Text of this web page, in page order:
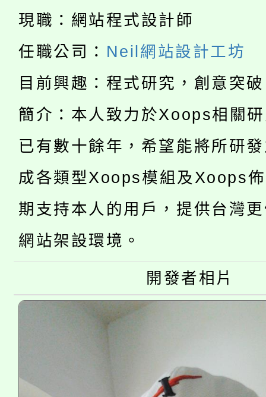
代理(課)教師甄選結果(
轉知中國文化大學推廣
《TA101》溝通分析基
程，歡迎學生輔導中心
心理、諮商輔導、社會
系所師生報名參加。
淨零綠生活教案入校路
會
115年食農教育專業人
程
學期銜接期間理賠案件
學籍身 分審查程序及
版
淨零綠領人才培育課程
公告本校115學年度第
代理(課)教師甄選結果
「2026金融保險知識
車」活動
桃園市115學年度學生
生本土語及新住民語歌
公告本校115學年度第
代理(課)教師甄選結果
公告本校115學年度第
代理(課)教師甄選結果
轉知中國文化大學推廣
《TA101》溝通分析基
程，歡迎學生輔導中心
現職：網站程式設計師
任職公司： Neil網站設計工坊
目前興趣：程式研究，創意突
簡介：本人致力於Xoops相關
已有數十餘年，希望能將所研
成各類型Xoops模組及Xoops
期支持本人的用戶，提供台灣
網站架設環境。
開發者相片